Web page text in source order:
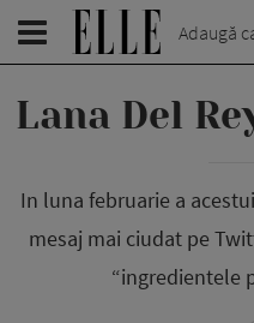
Adaugă
Lana Del
In luna februarie a
mesaj mai ciudat pe
“ingredientele